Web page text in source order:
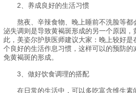
2、养成良好的生活习惯
熬夜、辛辣食物、晚上睡前不洗脸等都
泌失调则是导致黄褐斑形成的另一个原因，
此，美姿尔护肤医师建议大家：晚上较好
个良好的生活作息习惯，这样可以的预防的
免黄褐斑的形成。
3、做好饮食调理的搭配
在日常的生活中，可以多吃富含维生素